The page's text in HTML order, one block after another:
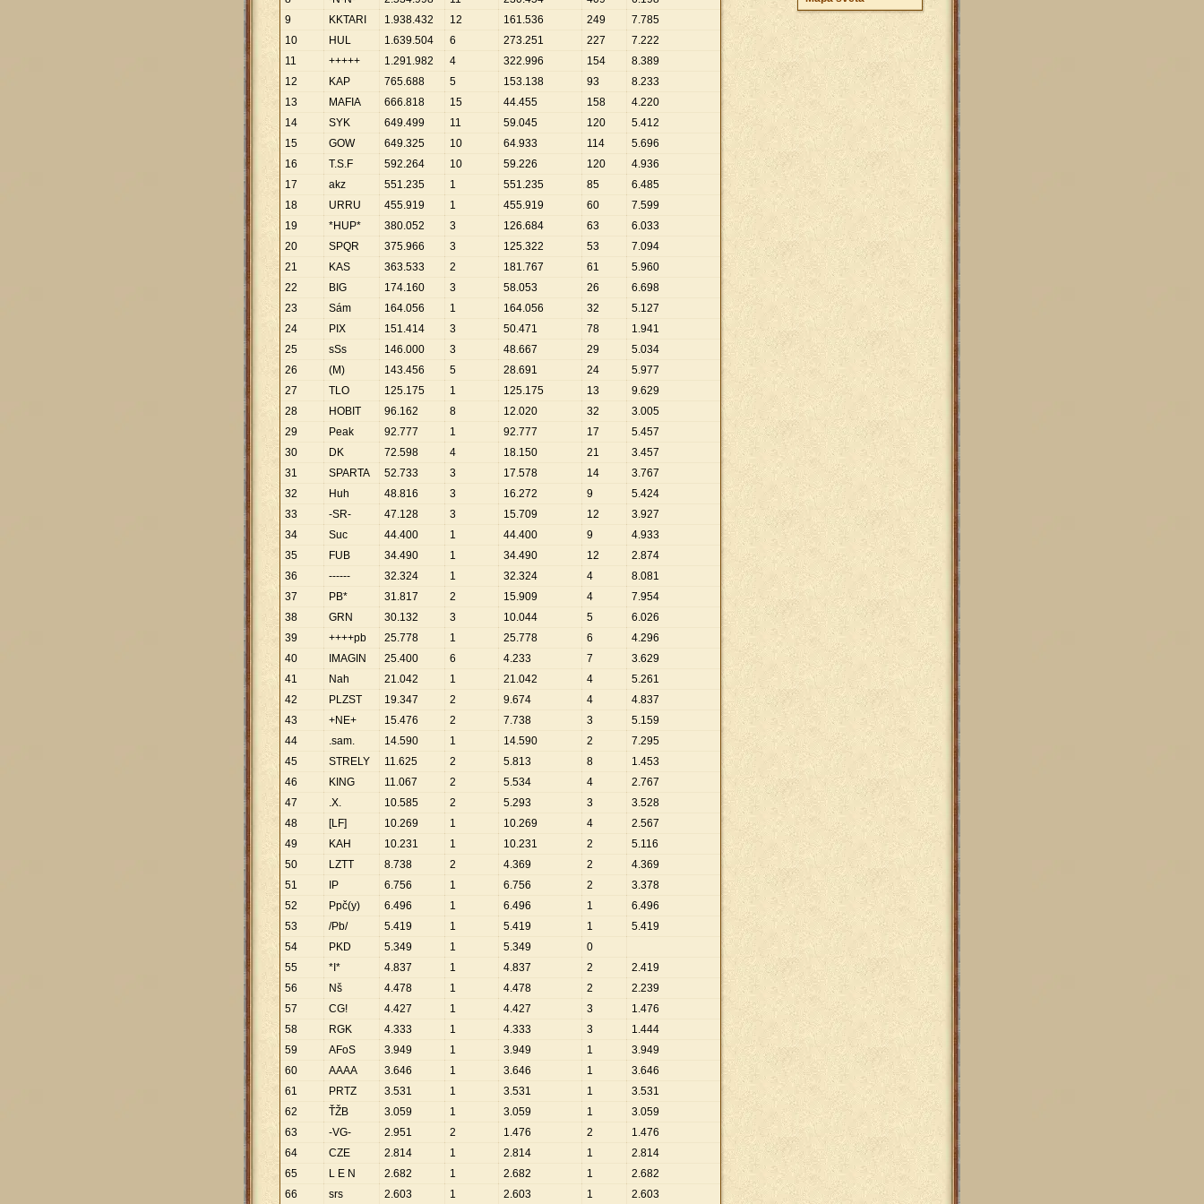
9
KKTARI 1.938.432 12 161.536 249 7.785
10
HUL 1.639.504 6 273.251 227 7.222
11
+++++ 1.291.982 4 322.996 154 8.389
12
KAP 765.688 5 153.138 93 8.233
13
MAFIA 666.818 15 44.455 158 4.220
14
SYK 649.499 11 59.045 120 5.412
15
GOW 649.325 10 64.933 114 5.696
16
T.S.F 592.264 10 59.226 120 4.936
17
akz 551.235 1 551.235 85 6.485
18
URRU 455.919 1 455.919 60 7.599
19
*HUP* 380.052 3 126.684 63 6.033
20
SPQR 375.966 3 125.322 53 7.094
21
KAS 363.533 2 181.767 61 5.960
22
BIG 174.160 3 58.053 26 6.698
23
Sám 164.056 1 164.056 32 5.127
24
PIX 151.414 3 50.471 78 1.941
25
sSs 146.000 3 48.667 29 5.034
26
(M) 143.456 5 28.691 24 5.977
27
TLO 125.175 1 125.175 13 9.629
28
HOBIT 96.162 8 12.020 32 3.005
29
Peak 92.777 1 92.777 17 5.457
30
DK 72.598 4 18.150 21 3.457
31
SPARTA 52.733 3 17.578 14 3.767
32
Huh 48.816 3 16.272 9 5.424
33
-SR- 47.128 3 15.709 12 3.927
34
Suc 44.400 1 44.400 9 4.933
35
FUB 34.490 1 34.490 12 2.874
36
------ 32.324 1 32.324 4 8.081
37
PB* 31.817 2 15.909 4 7.954
38
GRN 30.132 3 10.044 5 6.026
39
++++pb 25.778 1 25.778 6 4.296
40
IMAGIN 25.400 6 4.233 7 3.629
41
Nah 21.042 1 21.042 4 5.261
42
PLZST 19.347 2 9.674 4 4.837
43
+NE+ 15.476 2 7.738 3 5.159
44
.sam. 14.590 1 14.590 2 7.295
45
STRELY 11.625 2 5.813 8 1.453
46
KING 11.067 2 5.534 4 2.767
47
.X. 10.585 2 5.293 3 3.528
48
[LF] 10.269 1 10.269 4 2.567
49
KAH 10.231 1 10.231 2 5.116
50
LZTT 8.738 2 4.369 2 4.369
51
IP 6.756 1 6.756 2 3.378
52
Ppč(y) 6.496 1 6.496 1 6.496
53
/Pb/ 5.419 1 5.419 1 5.419
54
PKD 5.349 1 5.349
0
55
*I* 4.837 1 4.837 2 2.419
56
Nš 4.478 1 4.478 2 2.239
57
CG! 4.427 1 4.427 3 1.476
58
RGK 4.333 1 4.333 3 1.444
59
AFoS 3.949 1 3.949 1 3.949
60
AAAA 3.646 1 3.646 1 3.646
61
PRTZ 3.531 1 3.531 1 3.531
62
ŤŽB 3.059 1 3.059 1 3.059
63
-VG- 2.951 2 1.476 2 1.476
64
CZE 2.814 1 2.814 1 2.814
65
L E N 2.682 1 2.682 1 2.682
66
srs 2.603 1 2.603 1 2.603